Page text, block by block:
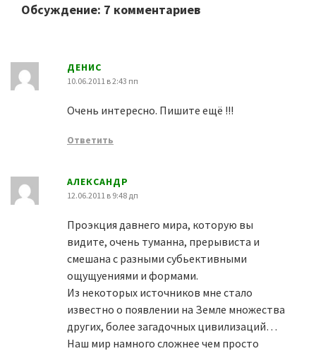
Обсуждение: 7 комментариев
ДЕНИС
10.06.2011 в 2:43 пп
Очень интересно. Пишите ещё !!!
Ответить
АЛЕКСАНДР
12.06.2011 в 9:48 дп
Проэкция давнего мира, которую вы
видите, очень туманна, прерывиста и
смешана с разными субьективными
ощущуениями и формами.
Из некоторых источников мне стало
известно о появлении на Земле множества
других, более загадочных цивилизаций…
Наш мир намного сложнее чем просто